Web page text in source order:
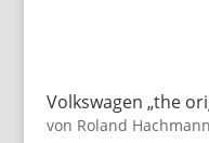
Volkswagen „the
von Roland Hachmann